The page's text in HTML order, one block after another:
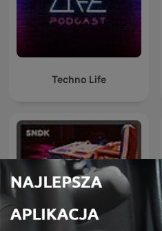
Techno Life